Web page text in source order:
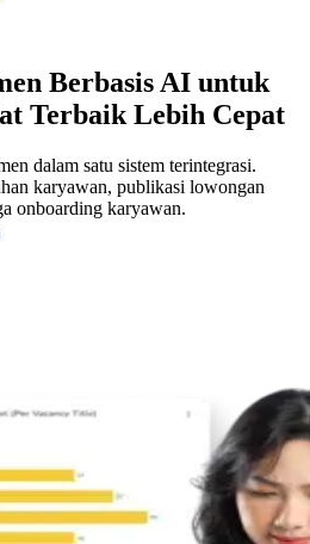
Berbasis AI untuk
Terbaik Lebih Cepat
dalam satu sistem terintegrasi.
karyawan, publikasi lowongan
onboarding karyawan.